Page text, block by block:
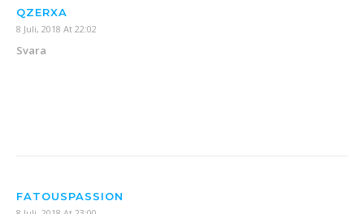
QZERXA
8 Juli, 2018 At 22:02
Svara
FATOUSPASSION